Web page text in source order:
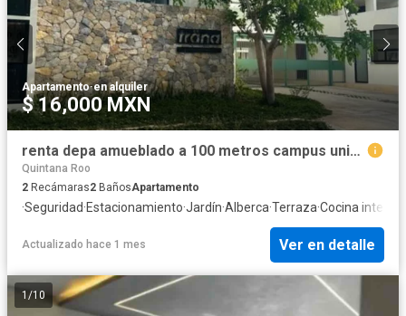
Apartamento·en alquiler
$ 16,000 MXN
renta depa amueblado a 100 metros campus universitario planta baja
Quintana Roo
2 Recámaras2 BañosApartamento
·Seguridad·Estacionamiento·Jardín·Alberca·Terraza·Cocina integral
Actualizado hace 1 mes Ver en detalle
1 /10